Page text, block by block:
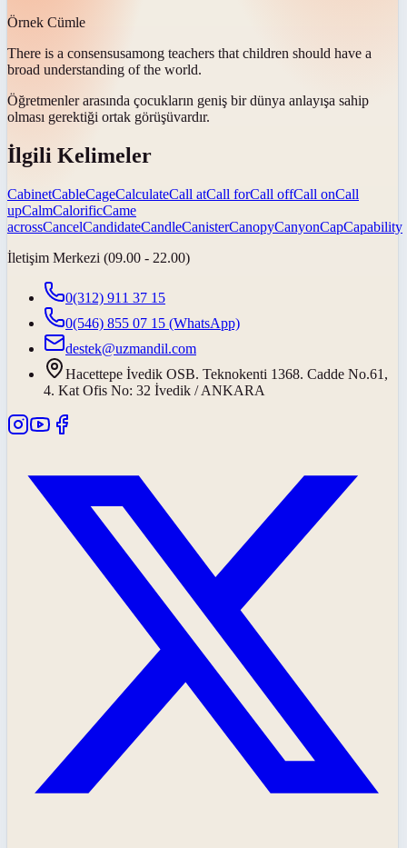
Örnek Cümle
There is a consensusamong teachers that children should have a
broad understanding of the world.
Öğretmenler arasında çocukların geniş bir dünya anlayışa sahip
olması gerektiği ortak görüşüvardır.
İlgili Kelimeler
CabinetCableCageCalculateCall atCall forCall offCall onCall
upCalmCalorificCame
acrossCancelCandidateCandleCanisterCanopyCanyonCapCapability
İletişim Merkezi (09.00 - 22.00)
0(312) 911 37 15
0(546) 855 07 15 (WhatsApp)
destek@uzmandil.com
Hacettepe İvedik OSB. Teknokenti 1368. Cadde No.61,
4. Kat Ofis No: 32 İvedik / ANKARA